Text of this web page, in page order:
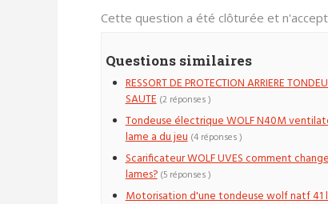
Cette question a été clôturée et
Questions similaires
RESSORT DE PROTECTION ARRIERE
SAUTE (2 réponses )
Tondeuse électrique WOLF N40M
lame a du jeu (4 réponses )
Scarificateur WOLF UVES comment
lames? (5 réponses )
Motorisation d'une tondeuse wolf natf 41